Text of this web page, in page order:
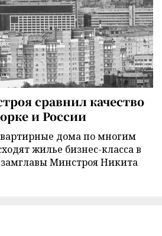
сравнил качество
и России
дома по многим
жилье бизнес-класса в
Минстроя Никита